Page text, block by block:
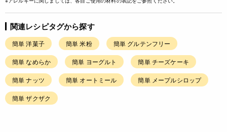
関連レシピタグから探す
簡単 洋菓子 簡単 米粉 簡単 グルテンフリー
簡単 なめらか 簡単 ヨーグルト 簡単 チーズケーキ
簡単 ナッツ 簡単 オートミール 簡単 メープルシロップ
簡単 ザクザク